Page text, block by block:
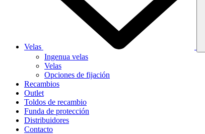
Velas
Ingenua velas
Velas
Opciones de fijación
Recambios
Outlet
Toldos de recambio
Funda de protección
Distribuidores
Contacto